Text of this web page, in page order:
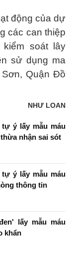
động của dự
các can thiệp
soát lây
sử dụng ma
Quận Đồ
NHƯ LOAN
ý lấy mẫu máu
nhận sai sót
ý lấy mẫu máu
thông tin
lấy mẫu máu
khẩn